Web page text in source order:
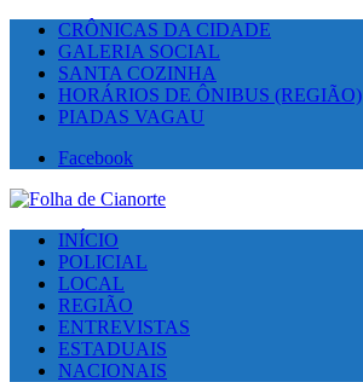
CRÔNICAS DA CIDADE
GALERIA SOCIAL
SANTA COZINHA
HORÁRIOS DE ÔNIBUS (REGIÃO)
PIADAS VAGAU
Facebook
INÍCIO
POLICIAL
LOCAL
REGIÃO
ENTREVISTAS
ESTADUAIS
NACIONAIS